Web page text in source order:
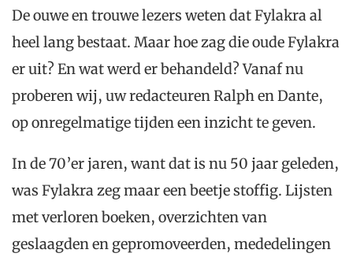
De ouwe en trouwe lezers weten dat Fylakra al
heel lang bestaat. Maar hoe zag die oude Fylakra
er uit? En wat werd er behandeld? Vanaf nu
proberen wij, uw redacteuren Ralph en Dante,
op onregelmatige tijden een inzicht te geven.
In de 70’er jaren, want dat is nu 50 jaar geleden,
was Fylakra zeg maar een beetje stoffig. Lijsten
met verloren boeken, overzichten van
geslaagden en gepromoveerden, mededelingen